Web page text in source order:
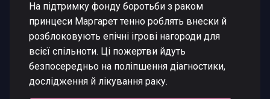
На підтримку фонду боротьби з раком
принцеси Маргарет тенно роблять внески й
розблоковують епічні ігрові нагороди для
всієї спільноти. Ці пожертви йдуть
безпосередньо на поліпшення діагностики,
дослідження й лікування раку.